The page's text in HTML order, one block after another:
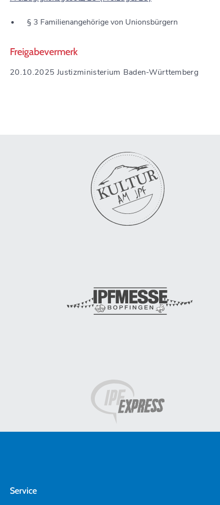
§ 3 Familienangehörige von Unionsbürgern
Freigabevermerk
20.10.2025 Justizministerium Baden-Württemberg
Service